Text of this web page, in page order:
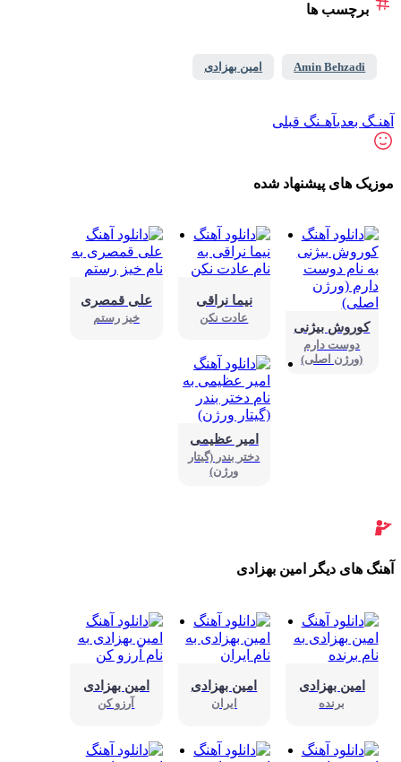
برچسب ها
Amin Behzadi امین بهزادی
بعدیآهـنگ قبلی
های پیشنهاد شده
کوروش بیژنی
دوست دارم
(ورژن اصلی)
نیما نراقی
عادت نکن
علی قمصری
خیز رستم
امیر عظیمی
دختر بندر (گیتار
ورژن)
های دیگر امین بهزادی
امین بهزادی
برنده
امین بهزادی
ایران
امین بهزادی
آرزو کن